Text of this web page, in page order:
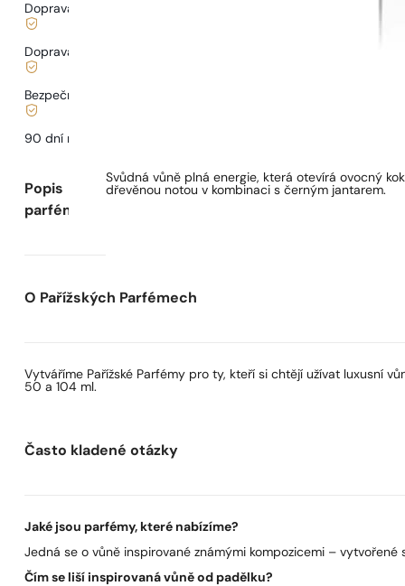
Doprava zdarma od
Doprava od
Bezpečné nakupování a platby
90 dní na
Popis
parfému
Svůdná vůně plná energie, která otevírá ovocný
dřevěnou notou v kombinaci s černým jantarem.
O Pařížských Parfémech
Vytváříme Pařížské Parfémy pro ty, kteří si chtějí užívat luxusní
50 a 104 ml.
Často kladené otázky
Jaké jsou parfémy, které nabízíme?
Jedná se o vůně inspirované známými kompozicemi –
Čím se liší inspirovaná vůně od padělku?